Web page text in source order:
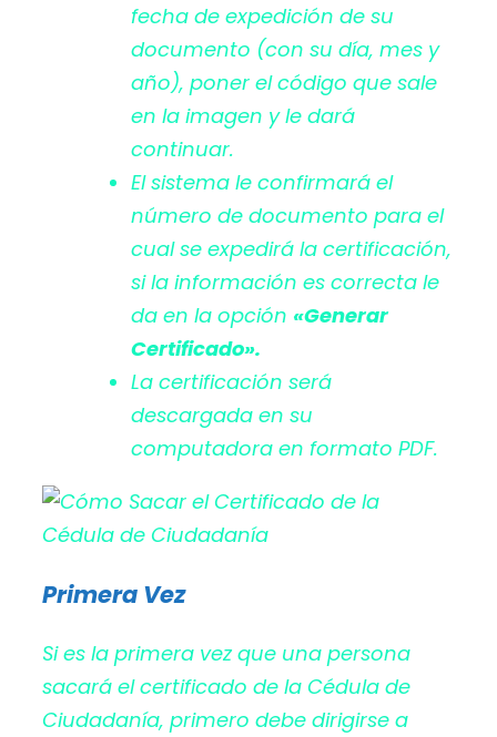
fecha de expedición de su
documento (con su día, mes y
año), poner el código que sale
en la imagen y le dará
continuar.
El sistema le confirmará el
número de documento para el
cual se expedirá la certificación,
si la información es correcta le
da en la opción «Generar
Certificado».
La certificación será
descargada en su
computadora en formato PDF.
Primera Vez
Si es la primera vez que una persona
sacará el certificado de la Cédula de
Ciudadanía, primero debe dirigirse a